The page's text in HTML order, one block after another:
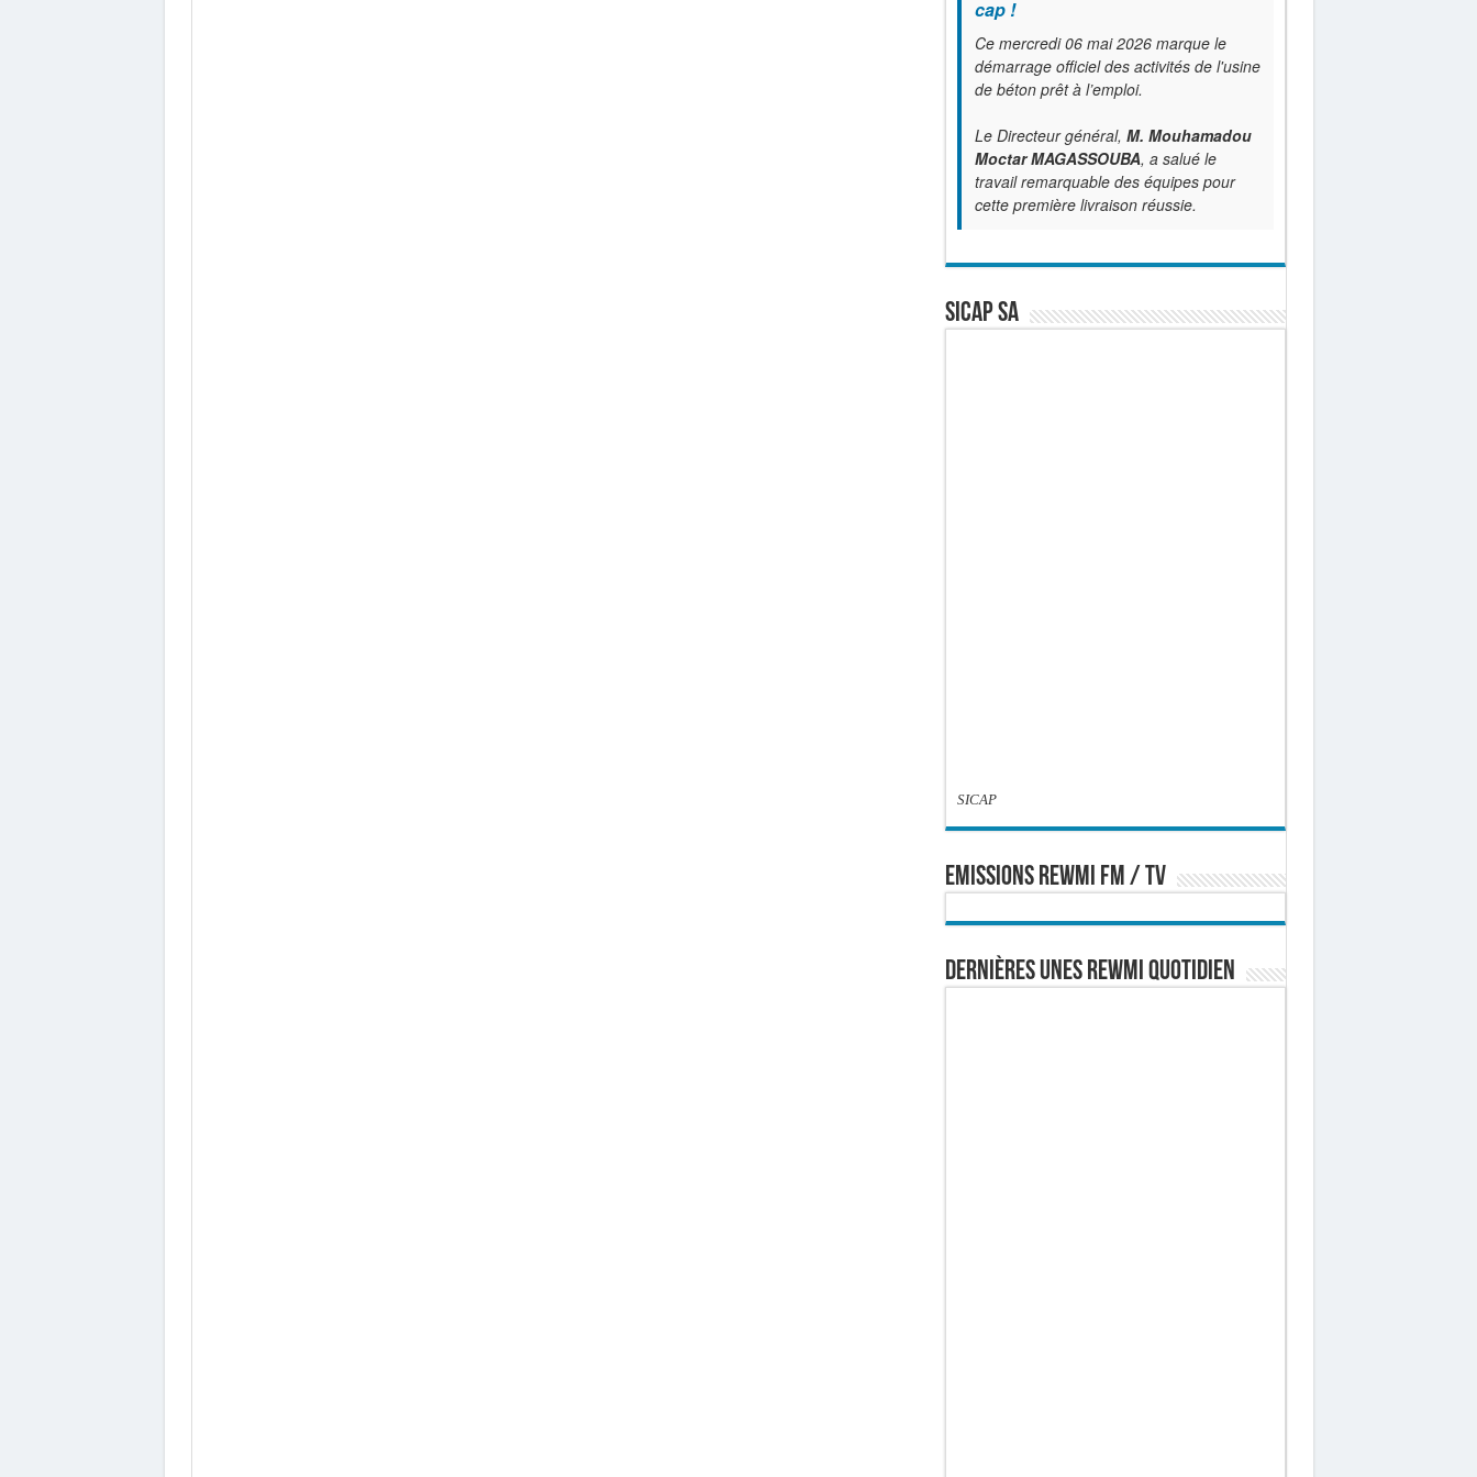
cap !
Ce mercredi 06 mai 2026 marque le
démarrage officiel des activités de l'usine
de béton prêt à l’emploi.
Le Directeur général, M. Mouhamadou
Moctar MAGASSOUBA, a salué le
travail remarquable des équipes pour
cette première livraison réussie.
SICAP SA
SICAP
EMISSIONS REWMI FM / TV
Dernières Unes Rewmi Quotidien